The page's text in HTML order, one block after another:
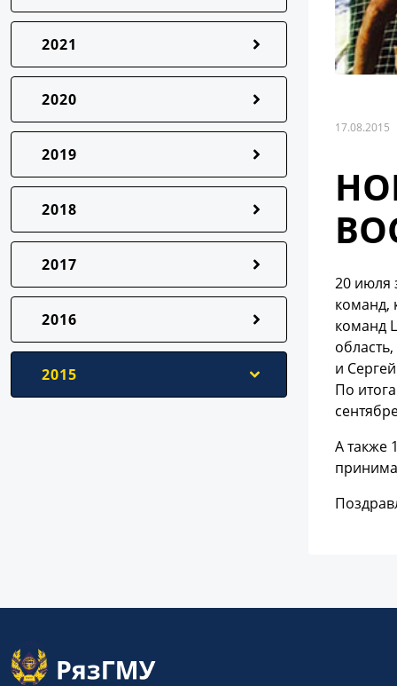
2021
2020
2019
2018
2017
2016
2015
17.08.2015
20 июля
команд,
команд
и
По
А также